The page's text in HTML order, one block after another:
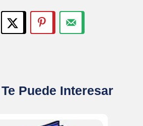
Puede Interesar